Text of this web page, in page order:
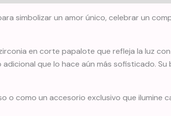
simbolizar un amor único, celebrar un
en corte papalote que refleja la luz con
que lo hace aún más sofisticado. Su
o como un accesorio exclusivo que ilumine